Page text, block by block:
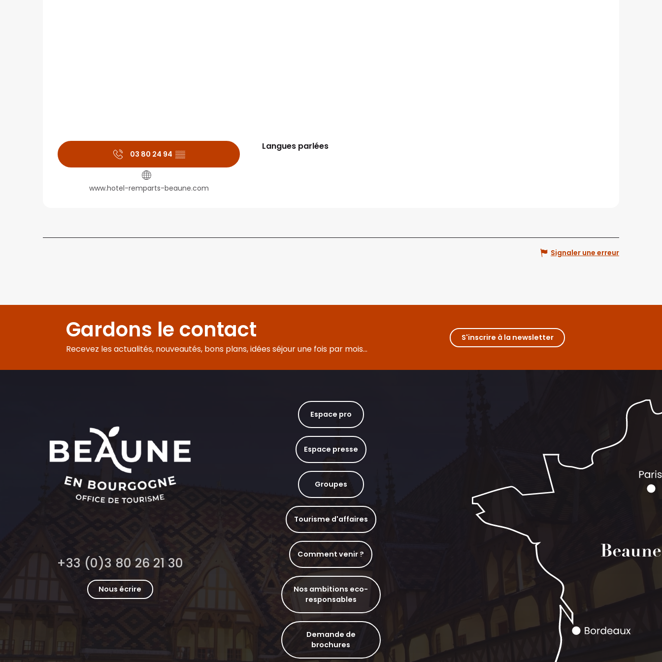
03 80 24 94 ▒▒
www.hotel-remparts-beaune.com
Langues parlées
Langues parlées
Signaler une erreur
Gardons le contact
Recevez les actualités, nouveautés, bons plans, idées séjour une fois par mois...
S'inscrire à la newsletter
+33 (0)3 80 26 21 30
Nous écrire
Espace pro
Espace presse
Groupes
Tourisme d'affaires
Comment venir ?
Nos ambitions eco-
responsables
Demande de
brochures